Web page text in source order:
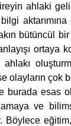
bireyin ahlaki
aktarımına
bütüncül
ortaya
ahlakı
olayların çok
burada esas
ve
Böylece